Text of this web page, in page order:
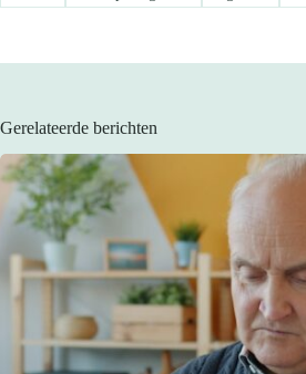
Gerelateerde berichten